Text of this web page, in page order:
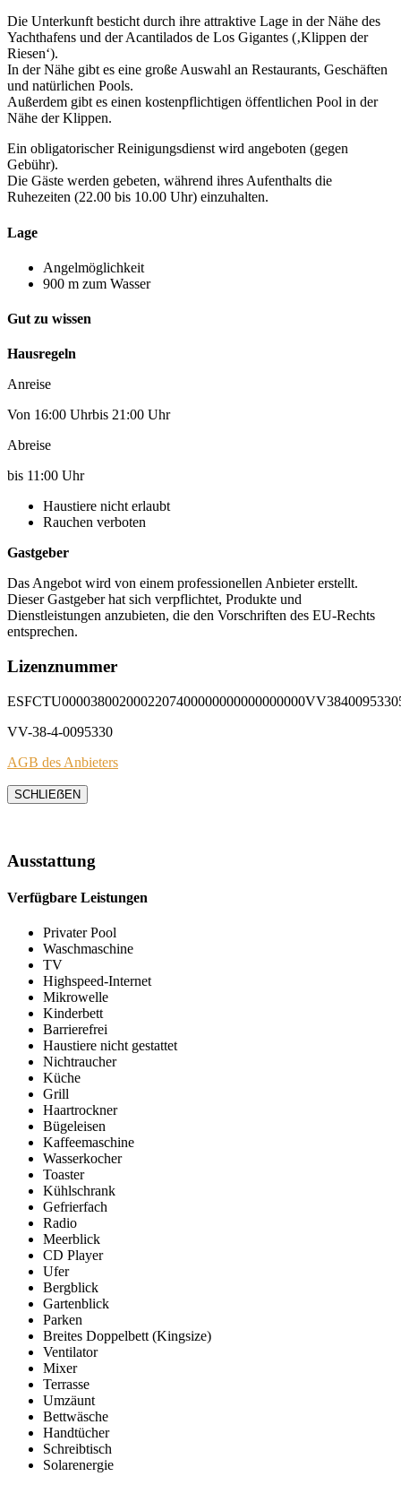
Die Unterkunft besticht durch ihre attraktive Lage in der Nähe des
Yachthafens und der Acantilados de Los Gigantes (‚Klippen der
Riesen‘).
In der Nähe gibt es eine große Auswahl an Restaurants, Geschäften
und natürlichen Pools.
Außerdem gibt es einen kostenpflichtigen öffentlichen Pool in der
Nähe der Klippen.
Ein obligatorischer Reinigungsdienst wird angeboten (gegen
Gebühr).
Die Gäste werden gebeten, während ihres Aufenthalts die
Ruhezeiten (22.00 bis 10.00 Uhr) einzuhalten.
Lage
Angelmöglichkeit
900 m zum Wasser
Gut zu wissen
Hausregeln
Anreise
Von 16:00 Uhrbis 21:00 Uhr
Abreise
bis 11:00 Uhr
Haustiere nicht erlaubt
Rauchen verboten
Gastgeber
Das Angebot wird von einem professionellen Anbieter erstellt.
Dieser Gastgeber hat sich verpflichtet, Produkte und
Dienstleistungen anzubieten, die den Vorschriften des EU-Rechts
entsprechen.
Lizenznummer
VV-38-4-0095330
AGB des Anbieters
SCHLIEẞEN
Ausstattung
Verfügbare Leistungen
Privater Pool
Waschmaschine
TV
Highspeed-Internet
Mikrowelle
Kinderbett
Barrierefrei
Haustiere nicht gestattet
Nichtraucher
Küche
Grill
Haartrockner
Bügeleisen
Kaffeemaschine
Wasserkocher
Toaster
Kühlschrank
Gefrierfach
Radio
Meerblick
CD Player
Ufer
Bergblick
Gartenblick
Parken
Breites Doppelbett (Kingsize)
Ventilator
Mixer
Terrasse
Umzäunt
Bettwäsche
Handtücher
Schreibtisch
Solarenergie